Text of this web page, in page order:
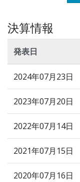
決算情報
発表日
2024年07月23日
2023年07月20日
2022年07月14日
2021年07月15日
2020年07月16日